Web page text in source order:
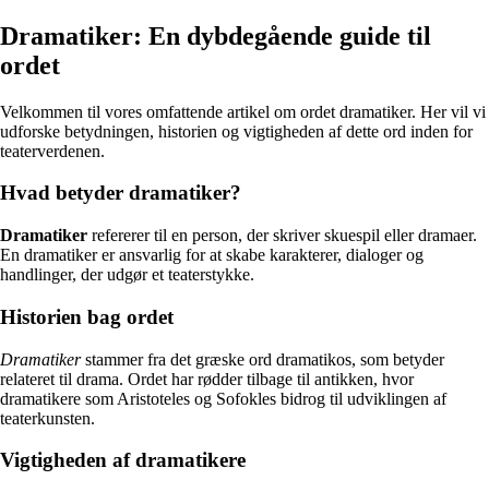
Dramatiker: En dybdegående guide til
ordet
Velkommen til vores omfattende artikel om ordet dramatiker. Her vil vi
udforske betydningen, historien og vigtigheden af dette ord inden for
teaterverdenen.
Hvad betyder dramatiker?
Dramatiker refererer til en person, der skriver skuespil eller dramaer.
En dramatiker er ansvarlig for at skabe karakterer, dialoger og
handlinger, der udgør et teaterstykke.
Historien bag ordet
Dramatikerstammer fra det græske ord dramatikos, som betyder
relateret til drama. Ordet har rødder tilbage til antikken, hvor
dramatikere som Aristoteles og Sofokles bidrog til udviklingen af
teaterkunsten.
Vigtigheden af dramatikere